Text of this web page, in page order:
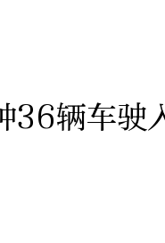
36辆车驶